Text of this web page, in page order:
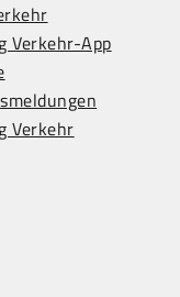
Verkehr-App
Verkehr